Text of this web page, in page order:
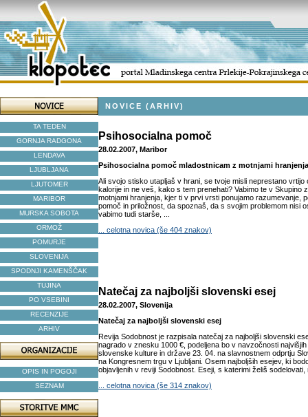
TA TEDEN
GORNJA RADGONA
LENDAVA
LJUBLJANA
LJUTOMER
MARIBOR
MURSKA SOBOTA
ORMOŽ
POMURJE
SLOVENIJA
SPODNJI KAMENŠČAK
TUJINA
PO VSEBINI
RECENZIJE
ARHIV
OPIS IN POGOJI
SEZNAM
NOVICE (ARHIV)
Psihosocialna pomoč
28.02.2007, Maribor
Psihosocialna pomoč mladostnicam z motnjami
Ali svojo stisko utapljaš v hrani, se tvoje misli neprestano
kalorije in ne veš, kako s tem prenehati? Vabimo te v Skupino
motnjami hranjenja, kjer ti v prvi vrsti ponujamo razumevanje,
pomoč in priložnost, da spoznaš, da s svojim problemom nisi
vabimo tudi starše, ...
... celotna novica (še 404 znakov)
Natečaj za najboljši slovenski esej
28.02.2007, Slovenija
Natečaj za najboljši slovenski esej
Revija Sodobnost je razpisala natečaj za najboljši slovenski
nagrado v znesku 1000 €, podeljena bo v navzočnosti
slovenske kulture in države 23. 04. na slavnostnem odprtju
na Kongresnem trgu v Ljubljani. Osem najboljših esejev, ki
objavljenih v reviji Sodobnost. Eseji, s katerimi želiš sodelovati,
... celotna novica (še 314 znakov)